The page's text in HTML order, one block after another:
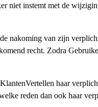
niet instemt met de
nakoming van zijn
recht. Zodra
haar
reden dan ook haar